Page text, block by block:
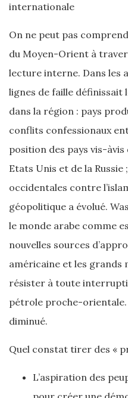
internationale
On ne peut pas
du Moyen-Orient à
lecture interne. Dans les
lignes de faille définissait
dans la région : pays
conflits confessionaux
position des pays vis-àvis
Etats Unis et de la Russie
occidentales contre
géopolitique a évolué.
le monde arabe comme
nouvelles sources
américaine et les grands
résister à toute
pétrole proche-orientale.
diminué.
Quel constat tirer des «
L’aspiration des